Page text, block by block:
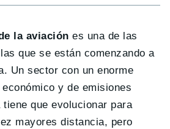
la aviación es una de las
que se están comenzando a
Un sector con un enorme
y de emisiones
que evolucionar para
mayores distancia, pero